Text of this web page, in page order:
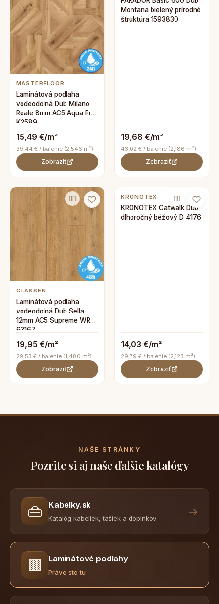
MASTERFLOOR
Laminátová podlaha
vodeodolná Dub Milano
Reale 8mm AC5 Aqua Pro
K2589
15,49 €/m²
39,44 € / balenie (2,546 m²)
Zobraziť
Montana bielený prírodné
štruktúra 1593830
19,68 €/m²
43,02 € / balenie (2,186 m²)
Zobraziť
CLASSEN
Laminátová podlaha
vodeodolná Dub Sella
12mm AC5 Supreme WR
63167
19,95 €/m²
29,53 € / balenie (1,480 m²)
Zobraziť
KRONOTEX
KRONOTEX Catwalk Dub
dlhoročný béžový D 4176
14,03 €/m²
29,79 € / balenie (2,123 m²)
Zobraziť
NAŠE STRÁNKY
Pozrite si aj naše ďalšie katalógy
👜 Kabelky.sk
Katalóg kabeliek, tašiek a doplnkov
→
🟫 Laminátové podlahy
Práve ste tu